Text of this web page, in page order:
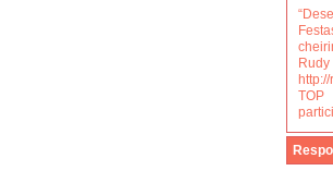
Rudy
TOP